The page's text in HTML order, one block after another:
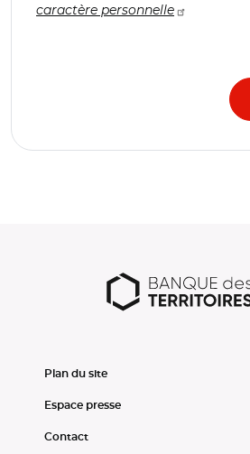
caractère personnelle
Plan du site
Espace presse
Contact